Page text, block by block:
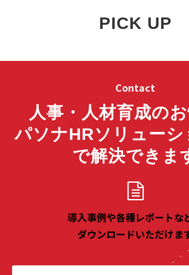
PICK UP
Contact
人事・人材育成の
パソナHRソリューシ
で解決できま
導入事例や各種レポートな
ダウンロードいただけま